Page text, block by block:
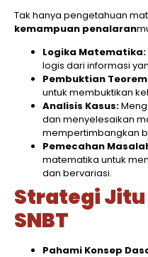
Tak hanya pengetahuan
kemampuan penalaran
Logika Matematika:
logis dari informasi
Pembuktian
untuk membuktikan
Analisis Kasus:
dan menyelesaikan
mempertimbangkan
Pemecahan
matematika untuk
dan bervariasi.
Strategi
SNBT
Pahami Konsep